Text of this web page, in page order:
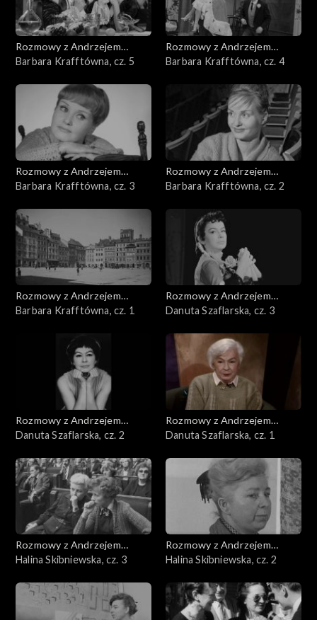
Rozmowy z Andrzejem
Doboszem
Barbara Krafftówna, cz. 5
Rozmowy z Andrzejem
Doboszem
Barbara Krafftówna, cz. 4
Rozmowy z Andrzejem
Doboszem
Barbara Krafftówna, cz. 3
Rozmowy z Andrzejem
Doboszem
Barbara Krafftówna, cz. 2
Rozmowy z Andrzejem
Doboszem
Barbara Krafftówna, cz. 1
Rozmowy z Andrzejem
Doboszem
Danuta Szaflarska, cz. 3
Rozmowy z Andrzejem
Doboszem
Danuta Szaflarska, cz. 2
Rozmowy z Andrzejem
Doboszem
Danuta Szaflarska, cz. 1
Rozmowy z Andrzejem
Doboszem
Halina Skibniewska, cz. 3
Rozmowy z Andrzejem
Doboszem
Halina Skibniewska, cz. 2